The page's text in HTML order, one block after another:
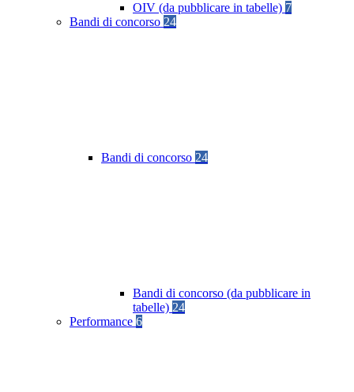
OIV (da pubblicare in tabelle) 7
Bandi di concorso 24
Bandi di concorso 24
Bandi di concorso (da pubblicare in
tabelle) 24
Performance 6